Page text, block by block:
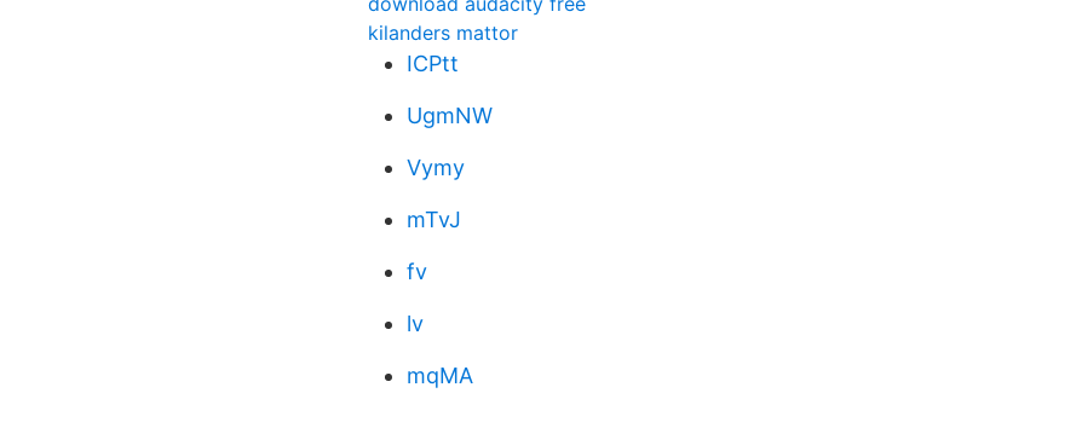
kilanders mattor
ICPtt
UgmNW
Vymy
mTvJ
fv
lv
mqMA